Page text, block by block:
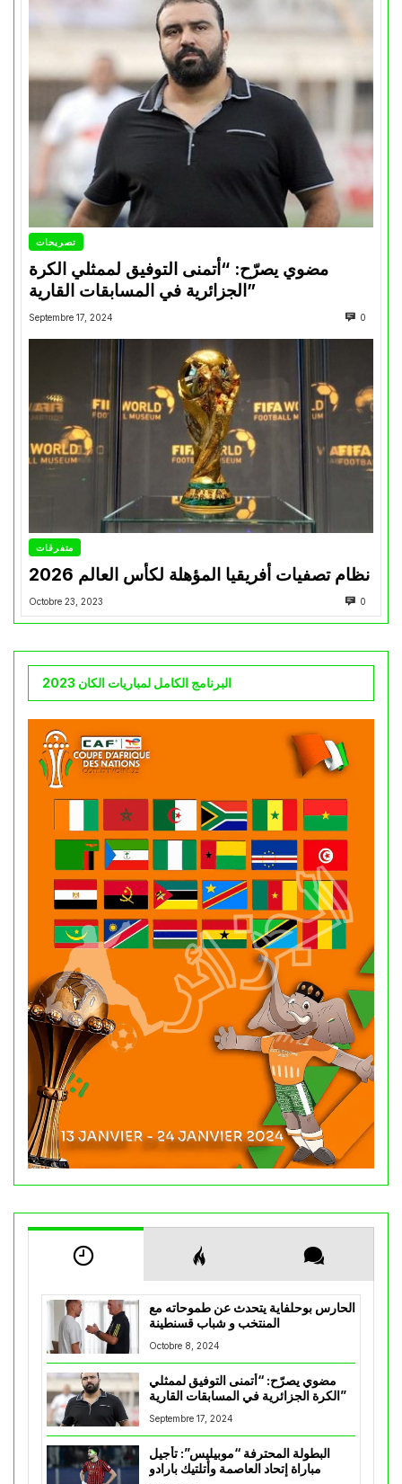
تصريحات
مضوي يصرّح: “أتمنى التوفيق لممثلي الكرة
الجزائرية في المسابقات القارية”
Septembre 17, 2024 0
متفرقات
نظام تصفيات أفريقيا المؤهلة لكأس العالم 2026
Octobre 23, 2023 0
البرنامج الكامل لمباريات الكان 2023
الحارس بوحلفاية يتحدث عن طموحاته مع
المنتخب و شباب قسنطينة
Octobre 8, 2024
مضوي يصرّح: “أتمنى التوفيق لممثلي
الكرة الجزائرية في المسابقات القارية”
Septembre 17, 2024
البطولة المحترفة “موبيليس”: تأجيل
مباراة إتحاد العاصمة وأتلتيك بارادو